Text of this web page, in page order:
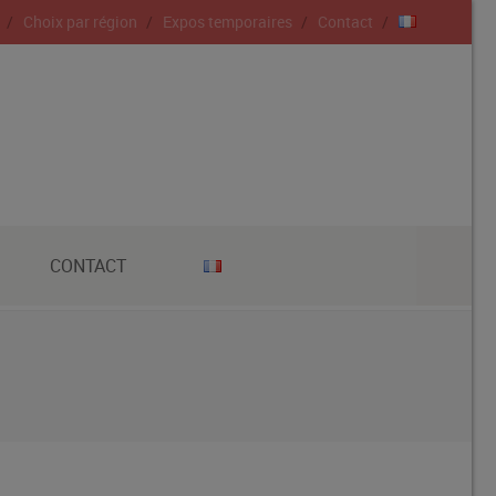
Choix par région Expos temporaires Contact
CONTACT